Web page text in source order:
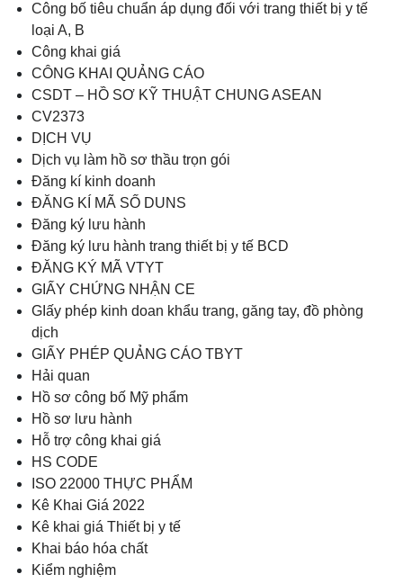
Công bố tiêu chuẩn áp dụng đối với trang thiết bị y tế
loại A, B
Công khai giá
CÔNG KHAI QUẢNG CÁO
CSDT – HỒ SƠ KỸ THUẬT CHUNG ASEAN
CV2373
DỊCH VỤ
Dịch vụ làm hồ sơ thầu trọn gói
Đăng kí kinh doanh
ĐĂNG KÍ MÃ SỐ DUNS
Đăng ký lưu hành
Đăng ký lưu hành trang thiết bị y tế BCD
ĐĂNG KÝ MÃ VTYT
GIẤY CHỨNG NHẬN CE
GIấy phép kinh doan khẩu trang, găng tay, đồ phòng
dịch
GIẤY PHÉP QUẢNG CÁO TBYT
Hải quan
Hồ sơ công bố Mỹ phẩm
Hồ sơ lưu hành
Hỗ trợ công khai giá
HS CODE
ISO 22000 THỰC PHẨM
Kê Khai Giá 2022
Kê khai giá Thiết bị y tế
Khai báo hóa chất
Kiểm nghiệm